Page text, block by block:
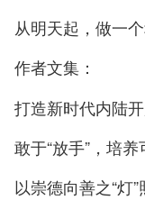
从明天起，做一
作者文集：
打造新时代内陆
敢于“放手”，培
以崇德向善之“灯